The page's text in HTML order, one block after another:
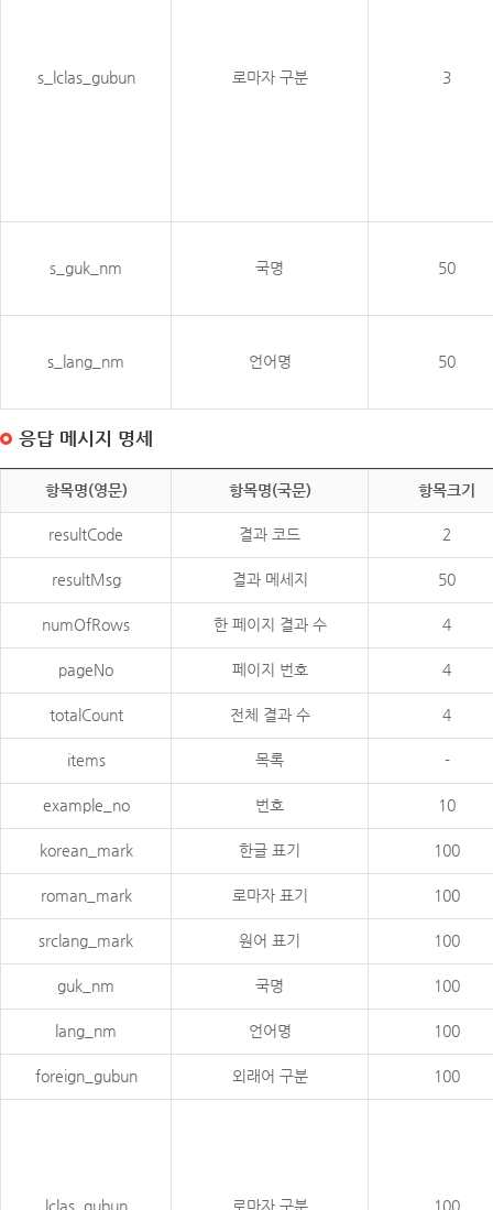
s_lclas_gubun 로마자 구분 3
s_guk_nm 국명 50
s_lang_nm 언어명 50
응답 메시지 명세
항목명(영문) 항목명(국문) 항목크기
resultCode 결과 코드 2
resultMsg 결과 메세지 50
numOfRows 한 페이지 결과 수 4
pageNo 페이지 번호 4
totalCount 전체 결과 수 4
items 목록 -
example_no 번호 10
korean_mark 한글 표기 100
roman_mark 로마자 표기 100
srclang_mark 원어 표기 100
guk_nm 국명 100
lang_nm 언어명 100
foreign_gubun 외래어 구분 100
lclas_gubun 로마자 구분 100